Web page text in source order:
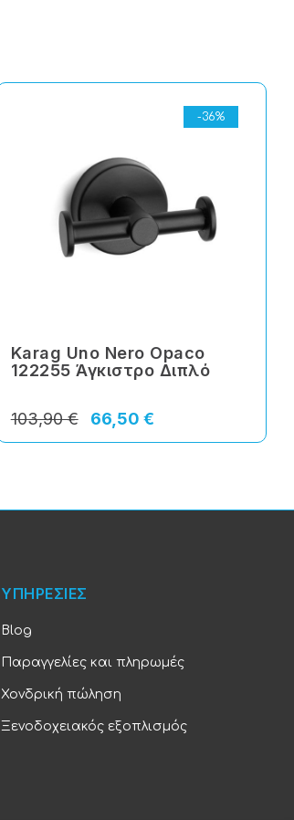
-36%
Karag Uno Nero Opaco
122255 Άγκιστρο Διπλό
66,50 €
103,90 €
ΥΠΗΡΕΣΙΕΣ
Blog
Παραγγελίες και πληρωμές
Χονδρική πώληση
Ξενοδοχειακός εξοπλισμός